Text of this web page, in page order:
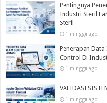
Pentingnya
Industri Steril
Steril
1 minggu ago
Penerapan
Control Di
1 minggu ago
VALIDASI
1 minggu ago